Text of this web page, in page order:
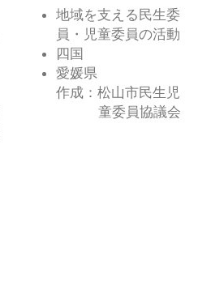
地域を支える民生委
員・児童委員の活動
四国
愛媛県
作成：松山市民生児
童委員協議会